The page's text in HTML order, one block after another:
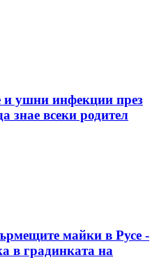
и ушни инфекции през
знае всеки родител
майки в Русе -
в градинката на